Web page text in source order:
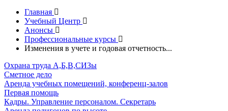
Главная
Учебный Центр
Анонсы
Профессиональные курсы
Изменения в учете и годовая отчетность...
Охрана труда А,Б,В,СИЗы
Сметное дело
Аренда учебных помещений, конференц-залов
Первая помощь
Кадры. Управление персоналом. Секретарь